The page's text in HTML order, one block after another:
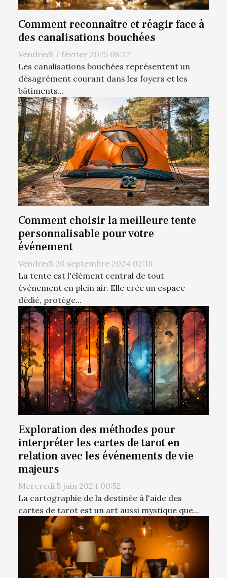
Comment reconnaître et réagir face à
des canalisations bouchées
Vendredi 7 février 2025 08:22
Les canalisations bouchées représentent un
désagrément courant dans les foyers et les
bâtiments...
Comment choisir la meilleure tente
personnalisable pour votre
événement
Vendredi 20 septembre 2024 02:18
La tente est l'élément central de tout
évènement en plein air. Elle crée un espace
dédié, protège...
Exploration des méthodes pour
interpréter les cartes de tarot en
relation avec les événements de vie
majeurs
Mercredi 5 juin 2024 00:52
La cartographie de la destinée à l'aide des
cartes de tarot est un art aussi mystique que...